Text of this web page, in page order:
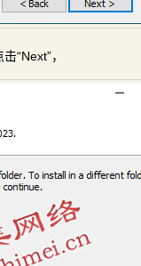
“Next”，